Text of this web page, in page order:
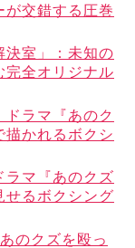
が交錯する圧巻
決室」：未知の
完全オリジナル
ラマ『あのク
描かれるボクシ
ラマ『あのクズ
せるボクシング
のクズを殴っ